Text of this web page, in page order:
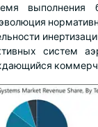
выполнения
систем